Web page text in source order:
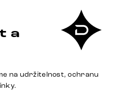
a
na udržitelnost, ochranu